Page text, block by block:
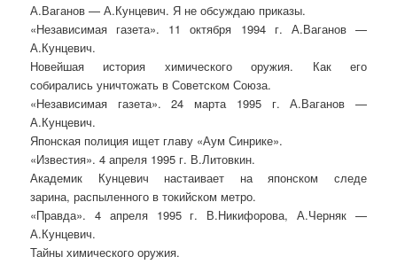
А.Ваганов — А.Кунцевич. Я не обсуждаю приказы.
«Независимая газета». 11 октября 1994 г. А.Ваганов —
А.Кунцевич.
Новейшая история химического оружия. Как его
собирались уничтожать в Советском Союза.
«Независимая газета». 24 марта 1995 г. А.Ваганов —
А.Кунцевич.
Японская полиция ищет главу «Аум Синрике».
«Известия». 4 апреля 1995 г. В.Литовкин.
Академик Кунцевич настаивает на японском следе
зарина, распыленного в токийском метро.
«Правда». 4 апреля 1995 г. В.Никифорова, А.Черняк —
А.Кунцевич.
Тайны химического оружия.